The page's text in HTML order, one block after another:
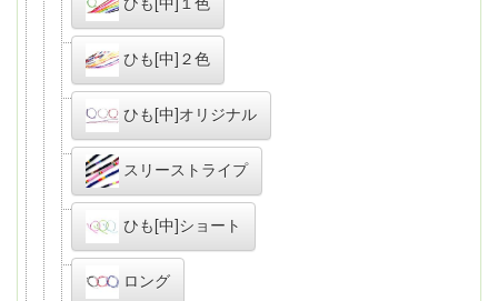
ひも[中]２色
ひも[中]オリジナル
スリーストライプ
ひも[中]ショート
ロング